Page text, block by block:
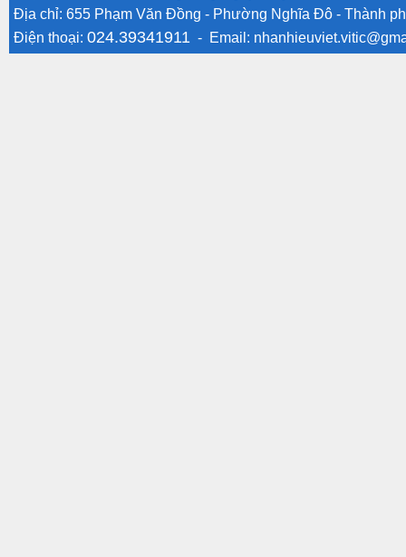
Địa chỉ: 655 Phạm Văn Đồng - Phường Nghĩa Đô - Thành
Điện thoại: 024.39341911 - Email: